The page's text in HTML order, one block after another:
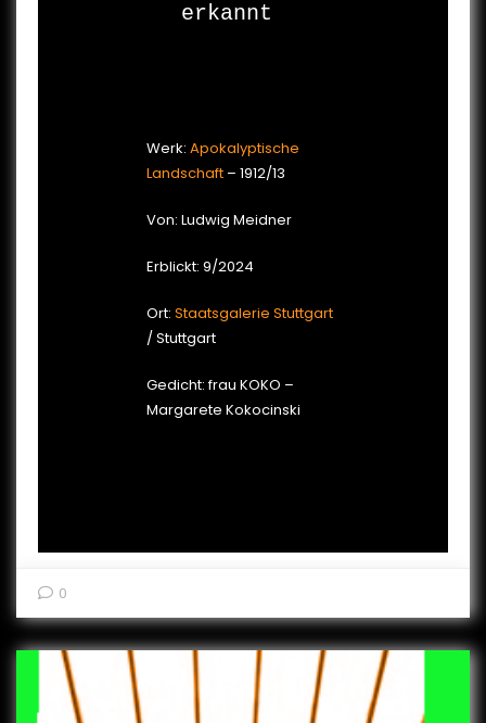
erkannt
Werk: Apokalyptische
Landschaft – 1912/13
Von: Ludwig Meidner
Erblickt: 9/2024
Ort: Staatsgalerie Stuttgart
/ Stuttgart
Gedicht: frau KOKO –
Margarete Kokocinski
0